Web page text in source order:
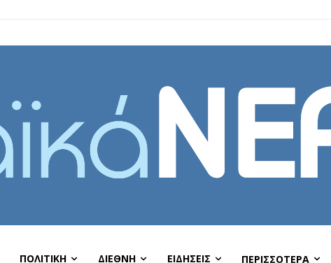
ΠΟΛΙΤΙΚΗ ΔΙΕΘΝΗ EIΔΗΣΕΙΣ ΠΕΡΙΣΣΟΤΕΡΑ